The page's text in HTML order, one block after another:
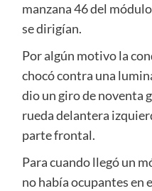
manzana 46 del
se dirigían.
Por algún motivo la
chocó contra una
dio un giro de noventa
rueda delantera
parte frontal.
Para cuando llegó un
no había ocupantes en